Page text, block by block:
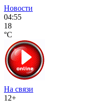
Новости
04:55
18
°C
На связи
12+